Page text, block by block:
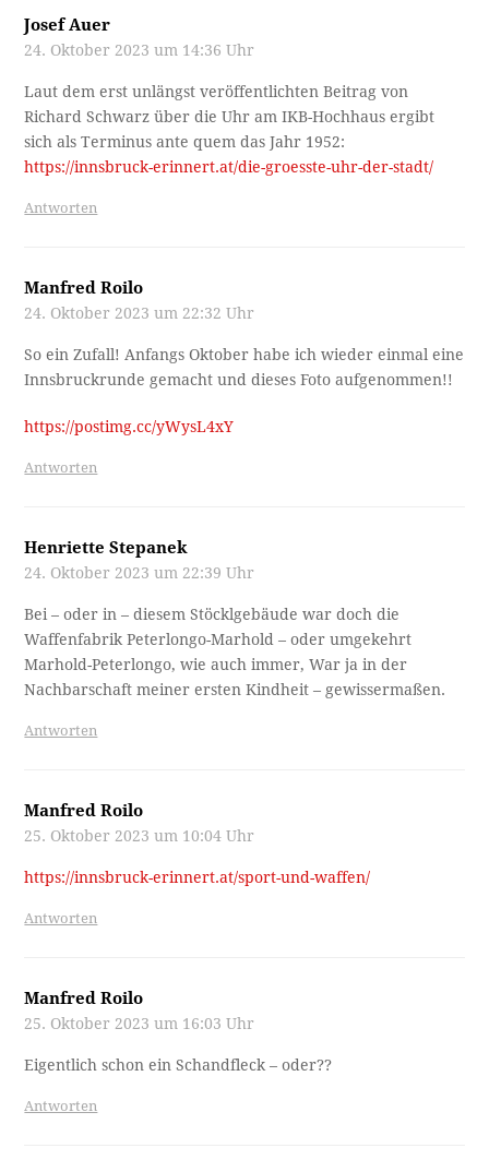
Josef Auer
24. Oktober 2023 um 14:36 Uhr
Laut dem erst unlängst veröffentlichten Beitrag von
Richard Schwarz über die Uhr am IKB-Hochhaus ergibt
sich als Terminus ante quem das Jahr 1952:
https://innsbruck-erinnert.at/die-groesste-uhr-der-stadt/
Antworten
Manfred Roilo
24. Oktober 2023 um 22:32 Uhr
So ein Zufall! Anfangs Oktober habe ich wieder einmal eine
Innsbruckrunde gemacht und dieses Foto aufgenommen!!
https://postimg.cc/yWysL4xY
Antworten
Henriette Stepanek
24. Oktober 2023 um 22:39 Uhr
Bei – oder in – diesem Stöcklgebäude war doch die
Waffenfabrik Peterlongo-Marhold – oder umgekehrt
Marhold-Peterlongo, wie auch immer, War ja in der
Nachbarschaft meiner ersten Kindheit – gewissermaßen.
Antworten
Manfred Roilo
25. Oktober 2023 um 10:04 Uhr
https://innsbruck-erinnert.at/sport-und-waffen/
Antworten
Manfred Roilo
25. Oktober 2023 um 16:03 Uhr
Eigentlich schon ein Schandfleck – oder??
Antworten